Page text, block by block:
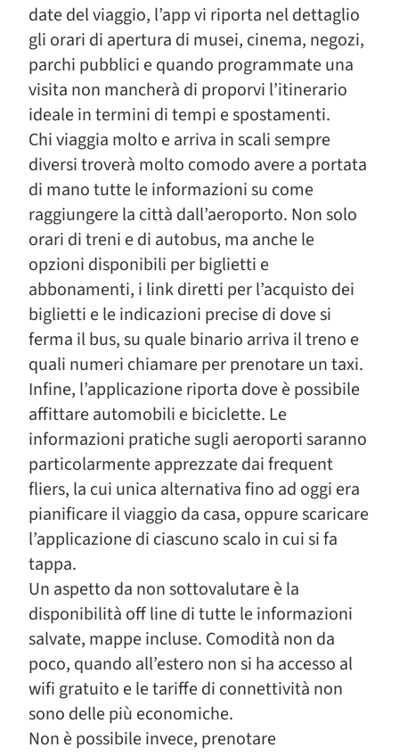
date del viaggio, l’app vi riporta nel dettaglio
gli orari di apertura di musei, cinema, negozi,
parchi pubblici e quando programmate una
visita non mancherà di proporvi l’itinerario
ideale in termini di tempi e spostamenti.
Chi viaggia molto e arriva in scali sempre
diversi troverà molto comodo avere a portata
di mano tutte le informazioni su come
raggiungere la città dall’aeroporto. Non solo
orari di treni e di autobus, ma anche le
opzioni disponibili per biglietti e
abbonamenti, i link diretti per l’acquisto dei
biglietti e le indicazioni precise di dove si
ferma il bus, su quale binario arriva il treno e
quali numeri chiamare per prenotare un taxi.
Infine, l’applicazione riporta dove è possibile
affittare automobili e biciclette. Le
informazioni pratiche sugli aeroporti saranno
particolarmente apprezzate dai frequent
fliers, la cui unica alternativa fino ad oggi era
pianificare il viaggio da casa, oppure scaricare
l’applicazione di ciascuno scalo in cui si fa
tappa.
Un aspetto da non sottovalutare è la
disponibilità off line di tutte le informazioni
salvate, mappe incluse. Comodità non da
poco, quando all’estero non si ha accesso al
wifi gratuito e le tariffe di connettività non
sono delle più economiche.
Non è possibile invece, prenotare